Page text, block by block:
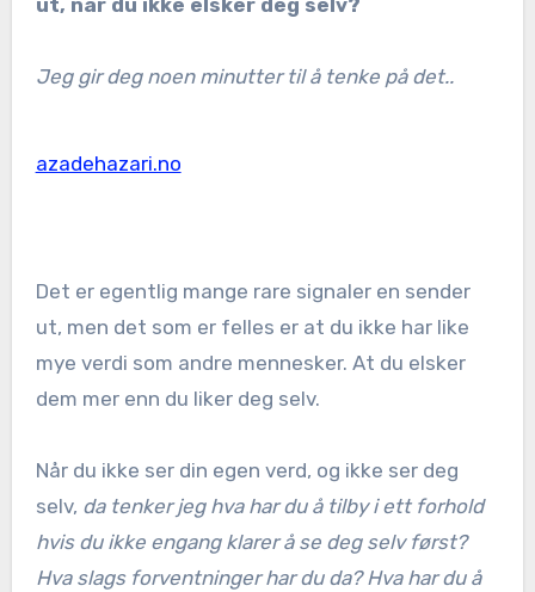
ut, når du ikke elsker deg selv?
Jeg gir deg noen minutter til å tenke på det..
azadehazari.no
Det er egentlig mange rare signaler en sender
ut, men det som er felles er at du ikke har like
mye verdi som andre mennesker. At du elsker
dem mer enn du liker deg selv.
Når du ikke ser din egen verd, og ikke ser deg
selv, da tenker jeg hva har du å tilby i ett forhold
hvis du ikke engang klarer å se deg selv først?
Hva slags forventninger har du da? Hva har du å